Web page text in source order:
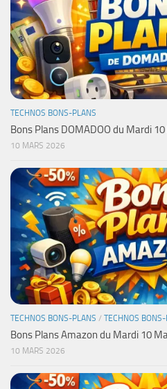
TECHNOS BONS-PLANS
Bons Plans DOMADOO du Mardi
10 MARS 2026
TECHNOS BONS-PLANS / TECHNOS
Bons Plans Amazon du Mardi 10
10 MARS 2026